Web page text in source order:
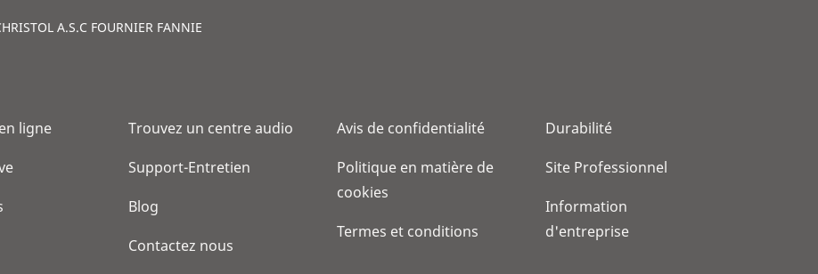
A.S.C FOURNIER FANNIE
ligne
Trouvez un centre audio
Support-Entretien
Blog
Contactez nous
Avis de confidentialité
Politique en matière de
cookies
Termes et conditions
Durabilité
Site Professionnel
Information
d'entreprise